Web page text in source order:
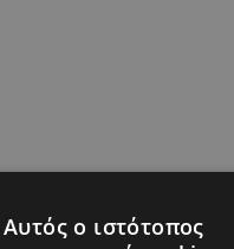
Αυτός ο ιστότοπος